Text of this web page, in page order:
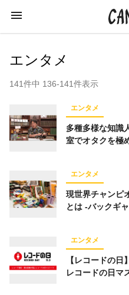
キ
インタビュー
イベントレポート
アイドル スピリチ
オフ会レポート ク
エンタメ
141件中 136-141件表示
エンタメ
多種多様な知識
室でオタクを極
エンタメ
現世界チャンピ
とは -バックギ
エンタメ
【レコードの
レコードの日マ